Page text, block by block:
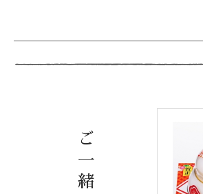
ご
一
緒